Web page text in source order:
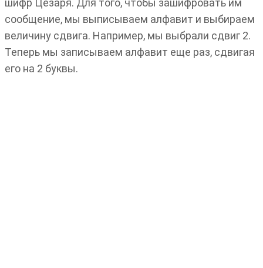
шифр Цезаря. Для того, чтобы зашифровать им
сообщение, мы выписываем алфавит и выбираем
величину сдвига. Например, мы выбрали сдвиг 2.
Теперь мы записываем алфавит еще раз, сдвигая
его на 2 буквы.